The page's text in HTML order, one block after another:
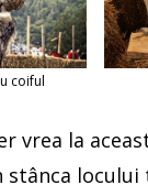
coiful
vrea la
stânca locului